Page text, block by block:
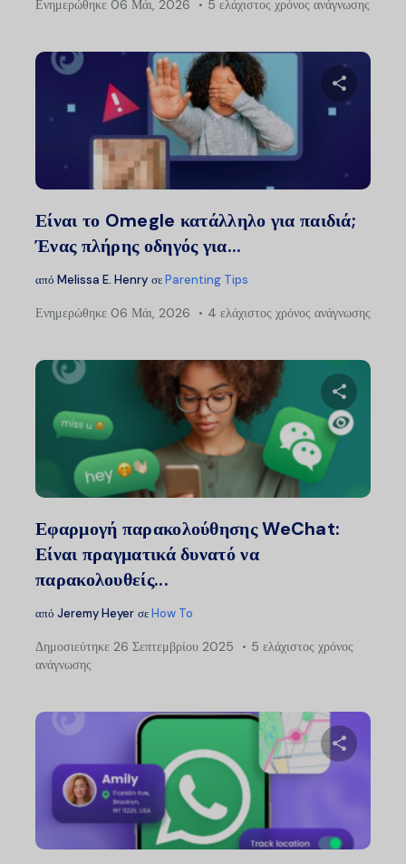
Ενημερώθηκε 06 Μάι, 2026 5 ελάχιστος χρόνος ανάγνωσης
Είναι το Omegle κατάλληλο για παιδιά;
Ένας πλήρης οδηγός για...
από Melissa E. Henry σεParenting Tips
Ενημερώθηκε 06 Μάι, 2026 4 ελάχιστος χρόνος ανάγνωσης
Εφαρμογή παρακολούθησης WeChat:
Είναι πραγματικά δυνατό να
παρακολουθείς...
από Jeremy Heyer σεHow To
Δημοσιεύτηκε 26 Σεπτεμβρίου 2025
5 ελάχιστος χρόνος
ανάγνωσης